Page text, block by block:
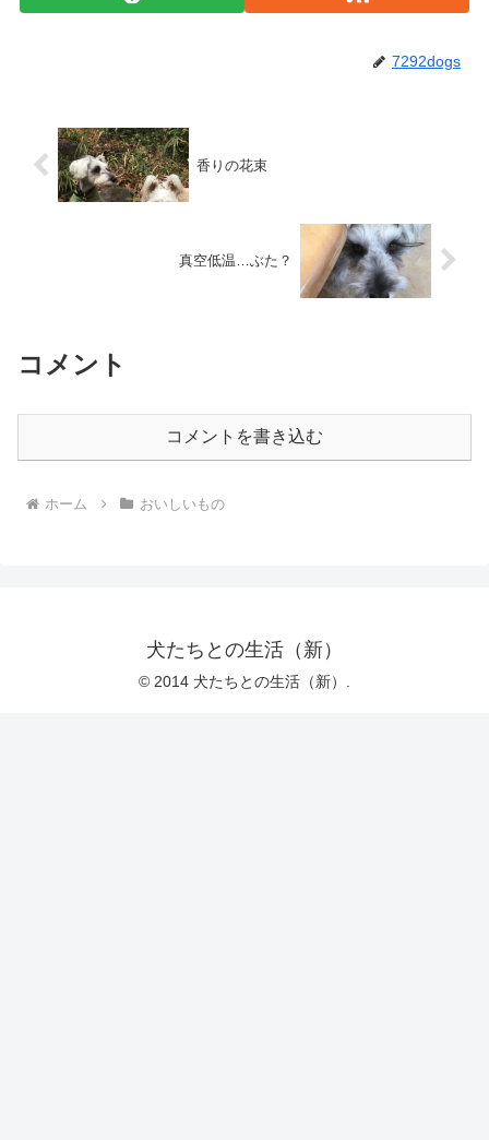
7292dogs
香りの花束
真空低温…ぶた？
コメント
コメントを書き込む
ホーム おいしいもの
犬たちとの生活（新）
© 2014 犬たちとの生活（新）.